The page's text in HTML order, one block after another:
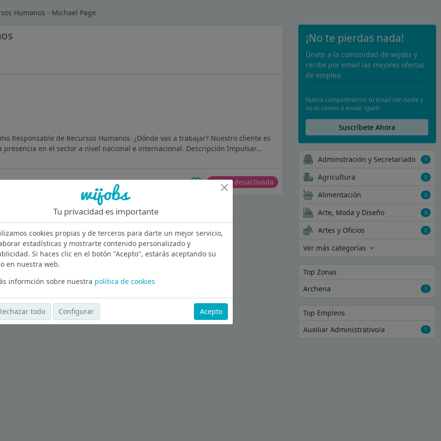
Humanos - Michael Page
Responsable de Recursos Humanos. ¿Dónde vas a trabajar? Nuestro cliente es
en el sector a nivel nacional e internacional. Descripción Impulsar...
Oferta desactivada
Ver más ofertas
¡No te pierdas nada!
Únete a la comunidad de wijobs y
recibe por email las mejores ofertas
de empleo
Nunca compartiremos tu email con nadie y
no te vamos a enviar spam
Suscríbete Ahora
Adminstración y Secretariado 1
Agricultura 0
Alimentación 0
Arte, Moda y Diseño 0
Artes y Oficios 0
Ver más categorías
Top Zonas
Archena
1
Top Empleos
Auxiliar Administrativo/a
1
Tu privacidad es importante
cookies propias y de terceros para darte un mejor servicio,
estadísticas y mostrarte contenido personalizado y
Si haces clic en el botón "Acepto", estarás aceptando su
en nuestra web.
informción sobre nuestra política de cookies
todo Configurar Acepto